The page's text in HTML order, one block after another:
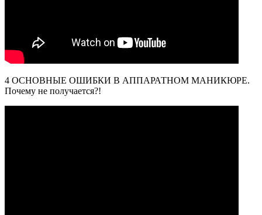
4 ОСНОВНЫЕ ОШИБКИ В АППАРАТНОМ МАНИКЮРЕ.
Почему не получается?!